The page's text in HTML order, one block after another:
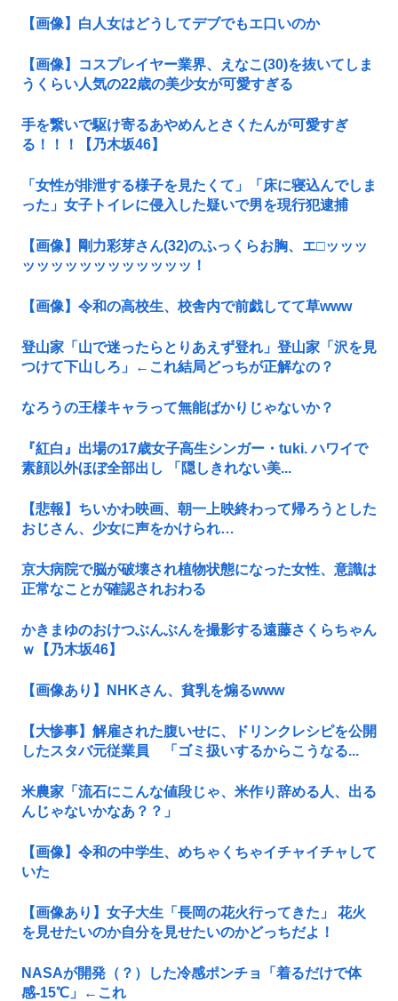
【画像】白人女はどうしてデブでもエ口いのか
【画像】コスプレイヤー業界、えなこ(30)を抜いてしま
うくらい人気の22歳の美少女が可愛すぎる
手を繋いで駆け寄るあやめんとさくたんが可愛すぎ
る！！！【乃木坂46】
「女性が排泄する様子を見たくて」「床に寝込んでしま
った」女子トイレに侵入した疑いで男を現行犯逮捕
【画像】剛力彩芽さん(32)のふっくらお胸、エ□ッッッ
ッッッッッッッッッッッッ！
【画像】令和の高校生、校舎内で前戯してて草www
登山家「山で迷ったらとりあえず登れ」登山家「沢を見
つけて下山しろ」←これ結局どっちが正解なの？
なろうの王様キャラって無能ばかりじゃないか？
『紅白』出場の17歳女子高生シンガー・tuki. ハワイで
素顔以外ほぼ全部出し 「隠しきれない美...
【悲報】ちいかわ映画、朝一上映終わって帰ろうとした
おじさん、少女に声をかけられ…
京大病院で脳が破壊され植物状態になった女性、意識は
正常なことが確認されおわる
かきまゆのおけつぶんぶんを撮影する遠藤さくらちゃん
ｗ【乃木坂46】
【画像あり】NHKさん、貧乳を煽るwww
【大惨事】解雇された腹いせに、ドリンクレシピを公開
したスタバ元従業員 「ゴミ扱いするからこうなる...
米農家「流石にこんな値段じゃ、米作り辞める人、出る
んじゃないかなあ？？」
【画像】令和の中学生、めちゃくちゃイチャイチャして
いた
【画像あり】女子大生「長岡の花火行ってきた」 花火
を見せたいのか自分を見せたいのかどっちだよ！
NASAが開発（？）した冷感ポンチョ「着るだけで体
感-15℃」←これ